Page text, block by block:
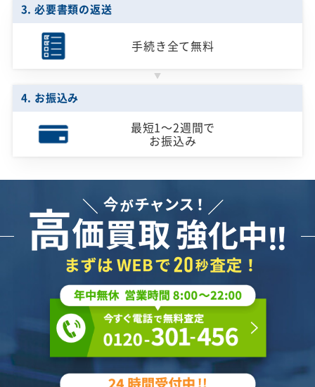
3. 必要書類の返送
手続き全て無料
4. お振込み
最短1～2週間で
お振込み